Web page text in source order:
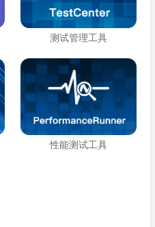
测试管理工具
性能测试工具